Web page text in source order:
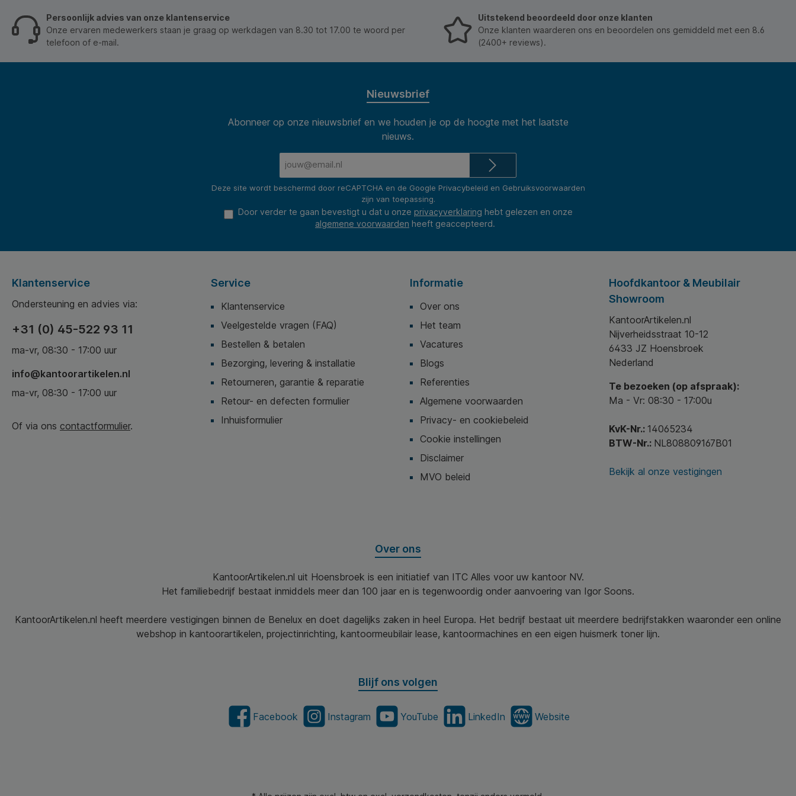
uitsluitend als referentie gebruikt. Afbeeldingen
worden illustratief gebruikt. Alle eventuele rechten
hiervan liggen bij hun respectievelijke eigenaren.
Persoonlijk advies van onze klantenservice
Onze ervaren medewerkers staan je graag op werkdagen van 8.30 tot 17.00 te woord per
telefoon of e-mail.
Uitstekend beoordeeld door onze klanten
Onze klanten waarderen ons en beoordelen ons gemiddeld met een 8.6
(2400+ reviews).
Nieuwsbrief
Abonneer op onze nieuwsbrief en we houden je op de hoogte met het laatste
nieuws.
Deze site wordt beschermd door reCAPTCHA en de Google Privacybeleid en Gebruiksvoorwaarden
zijn van toepassing.
Door verder te gaan bevestigt u dat u onze privacyverklaring hebt gelezen en onze
algemene voorwaarden heeft geaccepteerd.
Klantenservice
Ondersteuning en advies via:
+31 (0) 45-522 93 11
ma-vr, 08:30 - 17:00 uur
info@kantoorartikelen.nl
ma-vr, 08:30 - 17:00 uur
Of via ons contactformulier.
Service
Klantenservice
Veelgestelde vragen (FAQ)
Bestellen & betalen
Bezorging, levering & installatie
Retourneren, garantie & reparatie
Retour- en defecten formulier
Inhuisformulier
Informatie
Over ons
Het team
Vacatures
Blogs
Referenties
Algemene voorwaarden
Privacy- en cookiebeleid
Cookie instellingen
Disclaimer
MVO beleid
Hoofdkantoor & Meubilair
Showroom
KantoorArtikelen.nl
Nijverheidsstraat 10-12
6433 JZ Hoensbroek
Nederland
Te bezoeken (op afspraak):
Ma - Vr: 08:30 - 17:00u
KvK-Nr.: 14065234
BTW-Nr.: NL808809167B01
Bekijk al onze vestigingen
Over ons
KantoorArtikelen.nl uit Hoensbroek is een initiatief van ITC Alles voor uw kantoor NV.
Het familiebedrijf bestaat inmiddels meer dan 100 jaar en is tegenwoordig onder aanvoering van Igor Soons.
KantoorArtikelen.nl heeft meerdere vestigingen binnen de Benelux en doet dagelijks zaken in heel Europa. Het bedrijf bestaat uit meerdere bedrijfstakken waaronder een online
webshop in kantoorartikelen, projectinrichting, kantoormeubilair lease, kantoormachines en een eigen huismerk toner lijn.
Blijf ons volgen
Facebook Instagram YouTube LinkedIn Website